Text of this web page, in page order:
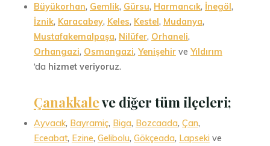
Büyükorhan, Gemlik, Gürsu, Harmancık, İnegöl,
İznik, Karacabey, Keles, Kestel, Mudanya,
Mustafakemalpaşa, Nilüfer, Orhaneli,
Orhangazi, Osmangazi,Yenişehir veYıldırım
‘da hizmet veriyoruz.
Çanakkaleve diğer tüm ilçeleri;
Ayvacık, Bayramiç, Biga, Bozcaada,Çan,
Eceabat, Ezine,Gelibolu,Gökçeada, Lapseki ve